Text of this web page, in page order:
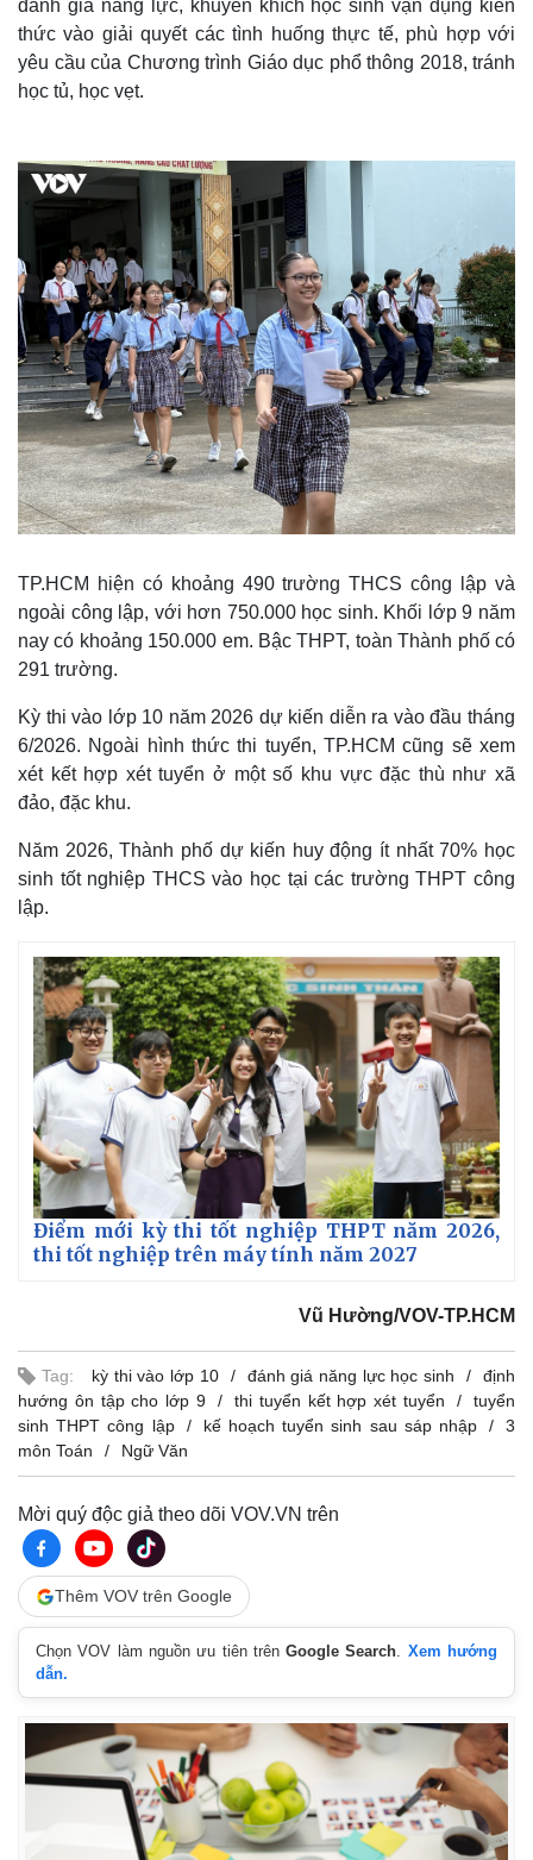
Thế giới
Quan sát
Cuộc sống đó đây
Hồ sơ
Multimedia
Video
Ảnh
E-Magazine
Infographic
đánh giá năng lực, khuyến khích học sinh vận dụng kiến
thức vào giải quyết các tình huống thực tế, phù hợp với
yêu cầu của Chương trình Giáo dục phổ thông 2018, tránh
học tủ, học vẹt.
TP.HCM hiện có khoảng 490 trường THCS công lập và
ngoài công lập, với hơn 750.000 học sinh. Khối lớp 9 năm
nay có khoảng 150.000 em. Bậc THPT, toàn Thành phố có
291 trường.
Kỳ thi vào lớp 10 năm 2026 dự kiến diễn ra vào đầu tháng
6/2026. Ngoài hình thức thi tuyển, TP.HCM cũng sẽ xem
xét kết hợp xét tuyển ở một số khu vực đặc thù như xã
đảo, đặc khu.
Năm 2026, Thành phố dự kiến huy động ít nhất 70% học
sinh tốt nghiệp THCS vào học tại các trường THPT công
lập.
Điểm mới kỳ thi tốt nghiệp THPT năm 2026,
thi tốt nghiệp trên máy tính năm 2027
Vũ Hường/VOV-TP.HCM
Tag: kỳ thi vào lớp 10 đánh giá năng lực học sinh
định
hướng ôn tập cho lớp 9
thi tuyển kết hợp xét tuyển
tuyển
sinh THPT công lập
kế hoạch tuyển sinh sau sáp nhập
3
môn Toán
Ngữ Văn
Mời quý độc giả theo dõi VOV.VN trên
Thêm VOV trên Google
Chọn VOV làm nguồn ưu tiên trênGoogle Search. Xem hướng
dẫn.